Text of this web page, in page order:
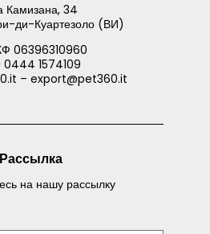
Камизана, 34
ди-Куартезоло (ВИ)
06396310960
0444 1574109
– export@pet360.it
Рассылка
на нашу рассылку